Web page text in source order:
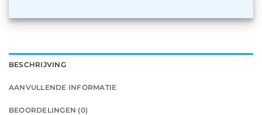
BESCHRIJVING
AANVULLENDE INFORMATIE
BEOORDELINGEN (0)